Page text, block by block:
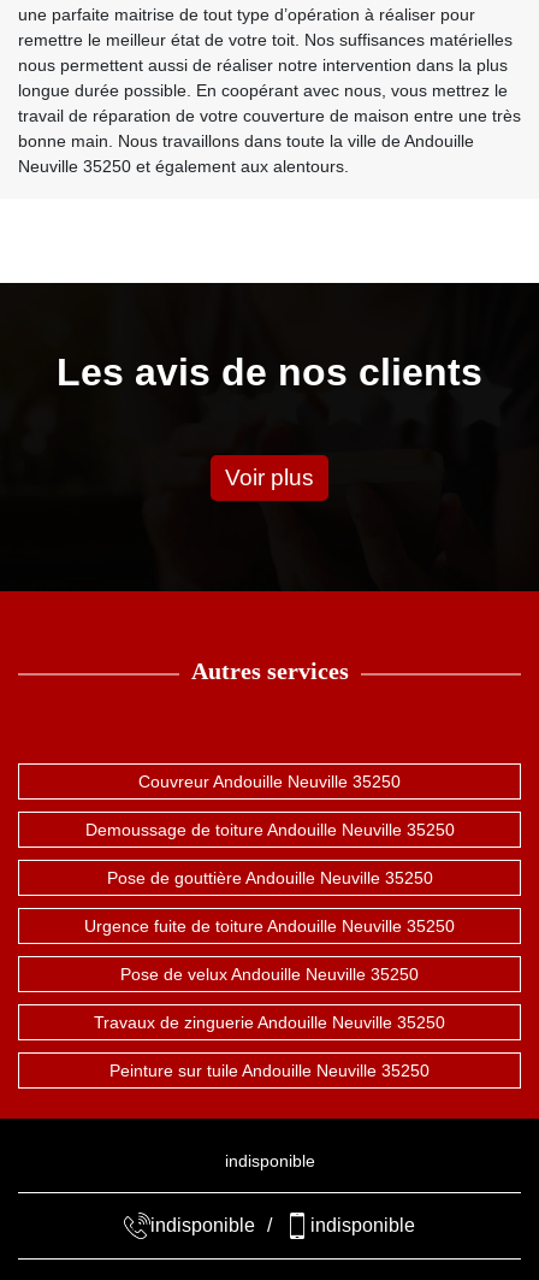
une parfaite maitrise de tout type d’opération à réaliser pour
remettre le meilleur état de votre toit. Nos suffisances matérielles
nous permettent aussi de réaliser notre intervention dans la plus
longue durée possible. En coopérant avec nous, vous mettrez le
travail de réparation de votre couverture de maison entre une très
bonne main. Nous travaillons dans toute la ville de Andouille
Neuville 35250 et également aux alentours.
Les avis de nos clients
Voir plus
Autres services
Couvreur Andouille Neuville 35250
Demoussage de toiture Andouille Neuville 35250
Pose de gouttière Andouille Neuville 35250
Urgence fuite de toiture Andouille Neuville 35250
Pose de velux Andouille Neuville 35250
Travaux de zinguerie Andouille Neuville 35250
Peinture sur tuile Andouille Neuville 35250
indisponible
indisponible / indisponible